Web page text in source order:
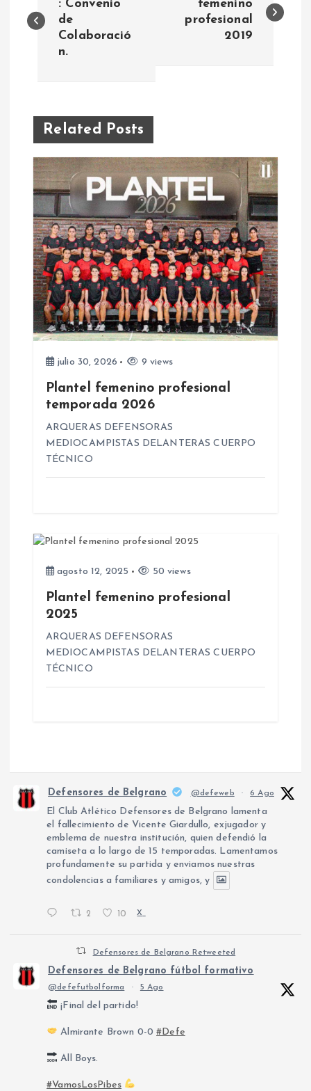
a
g
a
c
ó
n
d
: Convenio
de
Colaboració
n.
femenino
profesional
2019
Related Posts
julio 30, 2026 9 views
Plantel femenino profesional
temporada 2026
ARQUERAS DEFENSORAS
MEDIOCAMPISTAS DELANTERAS CUERPO
TÉCNICO
agosto 12, 2025 50 views
Plantel femenino profesional
2025
ARQUERAS DEFENSORAS
MEDIOCAMPISTAS DELANTERAS CUERPO
TÉCNICO
Defensores de Belgrano @defeweb · 6 Ago
El Club Atlético Defensores de Belgrano lamenta
el fallecimiento de Vicente Giardullo, exjugador y
emblema de nuestra institución, quien defendió la
camiseta a lo largo de 15 temporadas. Lamentamos
profundamente su partida y enviamos nuestras
condolencias a familiares y amigos, y
2 10 X
Defensores de Belgrano Retweeted
Defensores de Belgrano fútbol formativo
@defefutbolforma · 5 Ago
¡Final del partido!
Almirante Brown 0-0#Defe
All Boys.
#VamosLosPibes